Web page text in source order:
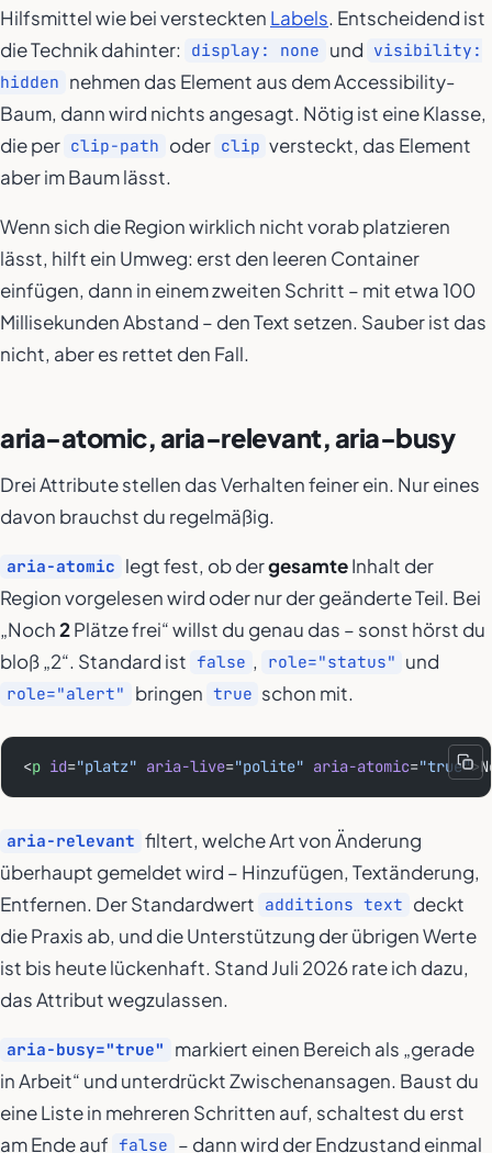
Hilfsmittel wie bei versteckten Labels. Entscheidend ist
die Technik dahinter: display: none und visibility:
hidden nehmen das Element aus dem Accessibility-
Baum, dann wird nichts angesagt. Nötig ist eine Klasse,
die per clip-path oder clip versteckt, das Element
aber im Baum lässt.
Wenn sich die Region wirklich nicht vorab platzieren
lässt, hilft ein Umweg: erst den leeren Container
einfügen, dann in einem zweiten Schritt – mit etwa 100
Millisekunden Abstand – den Text setzen. Sauber ist das
nicht, aber es rettet den Fall.
aria-atomic, aria-relevant, aria-busy
Drei Attribute stellen das Verhalten feiner ein. Nur eines
davon brauchst du regelmäßig.
aria-atomic legt fest, ob dergesamteInhalt der
Region vorgelesen wird oder nur der geänderte Teil. Bei
„Noch2Plätze frei“ willst du genau das – sonst hörst du
bloß „2“. Standard ist false , role="status" und
role="alert" bringen true schon mit.
<p id="platz" aria-live="polite" aria-atomic="true"
aria-relevant filtert, welche Art von Änderung
überhaupt gemeldet wird – Hinzufügen, Textänderung,
Entfernen. Der Standardwert additions text deckt
die Praxis ab, und die Unterstützung der übrigen Werte
ist bis heute lückenhaft. Stand Juli 2026 rate ich dazu,
das Attribut wegzulassen.
aria-busy="true"
markiert einen Bereich als „gerade
in Arbeit“ und unterdrückt Zwischenansagen. Baust du
eine Liste in mehreren Schritten auf, schaltest du erst
am Ende auf false – dann wird der Endzustand einmal